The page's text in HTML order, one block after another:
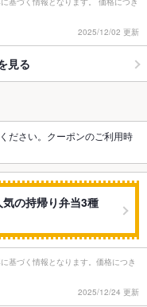
2025/12/02 更新
見る
ださい。クーポンのご利用時
の持帰り弁当3種
基づく情報となります。価格につき
2025/12/24 更新